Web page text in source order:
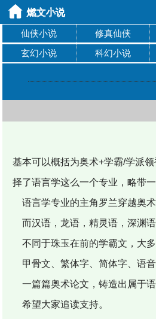
仙侠小说 修真仙侠
玄幻小说
科幻小说
基本可以概括为奥术+学霸/学派
择了语言学这么一个专业，略带
语言学专业的主角罗兰穿越奥
而汉语，龙语，精灵语，深渊
不同于珠玉在前的学霸文，大
甲骨文、繁体字、简体字、语
一篇篇奥术论文，铸造出属于语
希望大家追读支持。